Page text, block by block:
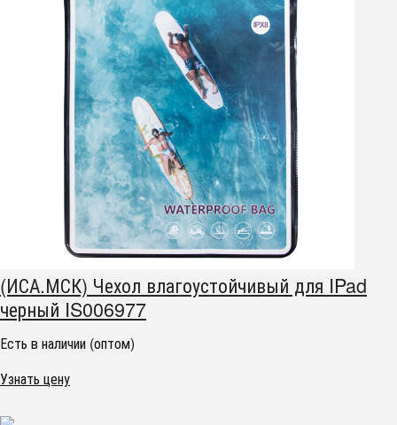
(ИСА.МСК) Чехол влагоустойчивый для IPad
черный IS006977
Есть в наличии (оптом)
Узнать цену